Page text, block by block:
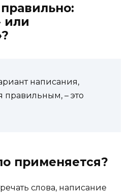
или
написания,
правильным, – это
применяется?
слова, написание